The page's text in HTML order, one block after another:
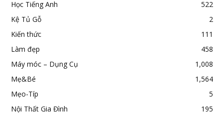
Học Tiếng Anh
522
Kệ Tủ Gỗ
2
Kiến thức
111
Làm đẹp
458
Máy móc – Dụng Cụ
1,008
Mẹ&Bé
1,564
Mẹo-Típ
5
Nội Thất Gia Đình
195